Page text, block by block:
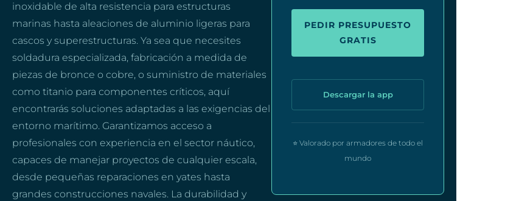
inoxidable de alta resistencia para estructuras
marinas hasta aleaciones de aluminio ligeras para
cascos y superestructuras. Ya sea que necesites
soldadura especializada, fabricación a medida de
piezas de bronce o cobre, o suministro de materiales
como titanio para componentes críticos, aquí
encontrarás soluciones adaptadas a las exigencias del
entorno marítimo. Garantizamos acceso a
profesionales con experiencia en el sector náutico,
capaces de manejar proyectos de cualquier escala,
desde pequeñas reparaciones en yates hasta
grandes construcciones navales. La durabilidad y
PEDIR PRESUPUESTO
GRATIS
Descargar la app
⭐ Valorado por armadores de todo el
mundo